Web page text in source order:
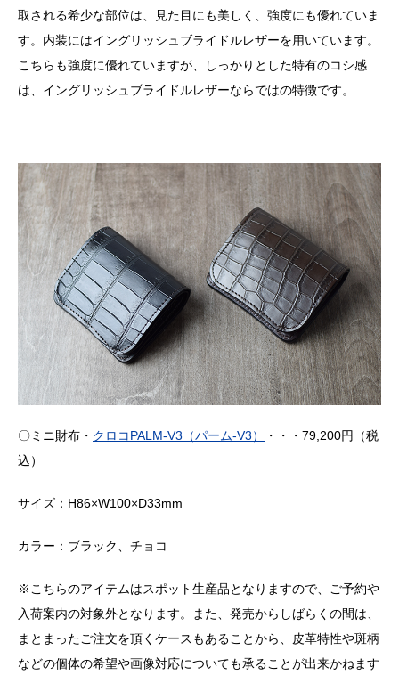
取される希少な部位は、見た目にも美しく、強度にも優れていま
す。内装にはイングリッシュブライドルレザーを用いています。
こちらも強度に優れていますが、しっかりとした特有のコシ感
は、イングリッシュブライドルレザーならではの特徴です。
〇ミニ財布・ クロコPALM-V3（パーム-V3）
・・・79,200円（税
込）
サイズ：H86×W100×D33mm
カラー：ブラック、チョコ
※こちらのアイテムはスポット生産品となりますので、ご予約や
入荷案内の対象外となります。また、発売からしばらくの間は、
まとまったご注文を頂くケースもあることから、皮革特性や斑柄
などの個体の希望や画像対応についても承ることが出来かねます